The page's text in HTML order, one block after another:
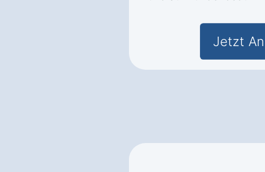
Jetzt